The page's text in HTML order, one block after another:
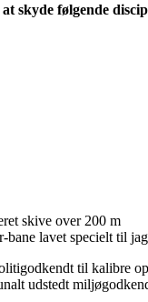
skyde følgende
skive over 200 m
bane lavet specielt til
til kalibre
udstedt